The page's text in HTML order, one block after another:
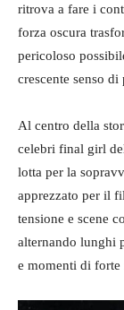
ritrova a fare i
forza oscura
pericoloso
crescente senso
Al centro della
celebri final girl
lotta per la
apprezzato per il
tensione e scene
alternando lunghi
e momenti di